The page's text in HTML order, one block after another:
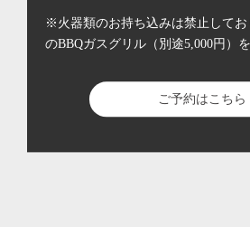
※火器類のお持ち込みは禁止してお
のBBQガスグリル（別途5,000円）
ご予約はこちら